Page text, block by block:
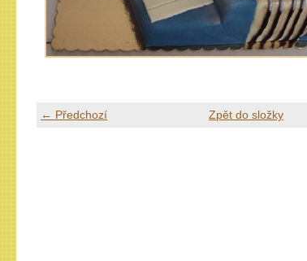
← Předchozí Zpět do složky